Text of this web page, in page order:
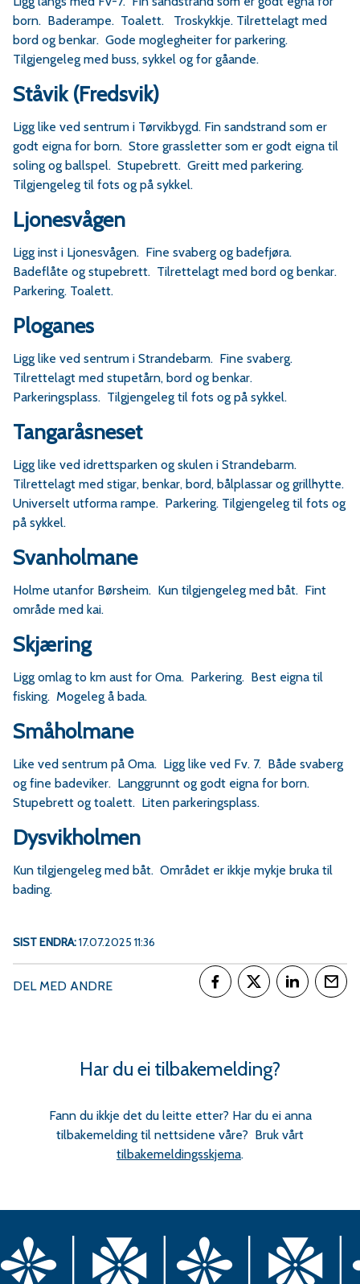
born. Baderampe. Toalett. Troskykkje. Tilrettelagt med
bord og benkar. Gode moglegheiter for parkering.
Tilgjengeleg med buss, sykkel og for gåande.
Ståvik (Fredsvik)
Ligg like ved sentrum i Tørvikbygd. Fin sandstrand som er
godt eigna for born. Store grassletter som er godt eigna til
soling og ballspel. Stupebrett. Greitt med parkering.
Tilgjengeleg til fots og på sykkel.
Ljonesvågen
Ligg inst i Ljonesvågen. Fine svaberg og badefjøra.
Badeflåte og stupebrett. Tilrettelagt med bord og benkar.
Parkering. Toalett.
Ploganes
Ligg like ved sentrum i Strandebarm. Fine svaberg.
Tilrettelagt med stupetårn, bord og benkar.
Parkeringsplass. Tilgjengeleg til fots og på sykkel.
Tangaråsneset
Ligg like ved idrettsparken og skulen i Strandebarm.
Tilrettelagt med stigar, benkar, bord, bålplassar og grillhytte.
Universelt utforma rampe. Parkering. Tilgjengeleg til fots og
på sykkel.
Svanholmane
Holme utanfor Børsheim. Kun tilgjengeleg med båt. Fint
område med kai.
Skjæring
Ligg omlag to km aust for Oma. Parkering. Best eigna til
fisking. Mogeleg å bada.
Småholmane
Like ved sentrum på Oma. Ligg like ved Fv. 7. Både svaberg
og fine badeviker. Langgrunnt og godt eigna for born.
Stupebrett og toalett. Liten parkeringsplass.
Dysvikholmen
Kun tilgjengeleg med båt. Området er ikkje mykje bruka til
bading.
SIST ENDRA 17.07.2025 11:36
DEL MED ANDRE
Har du ei tilbakemelding?
Fann du ikkje det du leitte etter? Har du ei anna
tilbakemelding til nettsidene våre? Bruk vårt
tilbakemeldingsskjema.